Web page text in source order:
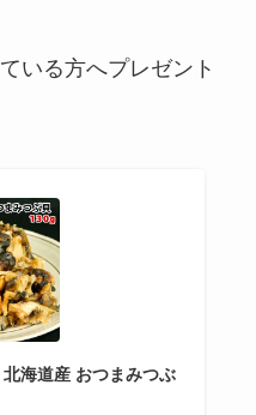
いる方へプレゼント
海道産 おつまみつぶ